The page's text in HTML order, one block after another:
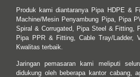
Produk kami diantaranya Pipa HDPE &
Machine/Mesin Penyambung Pipa, Pipa
Spiral & Corrugated, Pipa Steel & Fitting,
Pipa PPR & Fitting, Cable Tray/Ladder,
Kwalitas terbaik.
Jaringan pemasaran kami meliputi
didukung oleh beberapa kantor cabang,